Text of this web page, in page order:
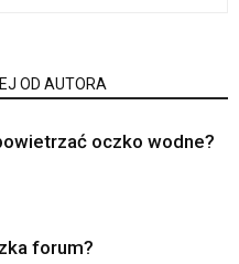
OD AUTORA
oczko wodne?
forum?